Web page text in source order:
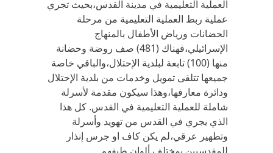
العملية التعليمية في مدينة القدس،بحيث تجري
عملية ربط العملية التعليمية من مرحلة
الحضانات ورياض الأطفال بالمنهاج
الإسرائيلي،فهناك (481) صف روضة وحضانة
منها (100) تابعة لبلدية الإحتلال،والباقي خاصة
جميعها تتلقى تمويل وخدمات من بلدية الإحتلال
ودائرة معارفها،وهذا سيكون مقدمة لأسرلة
شاملة للعملية التعليمية في القدس. كل هذا
الذي يجري في القدس من تهويد وأسرلة
وتطهير عرقي،لم يكن كاف او جرس إنذار